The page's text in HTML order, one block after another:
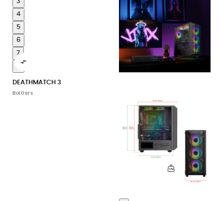
4
5
6
7

DEATHMATCH 3
Boitiers